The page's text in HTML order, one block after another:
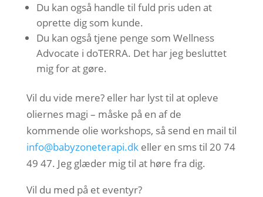
Du kan også handle til fuld pris uden at
oprette dig som kunde.
Du kan også tjene penge som Wellness
Advocate i doTERRA. Det har jeg besluttet
mig for at gøre.
Vil du vide mere? eller har lyst til at opleve
oliernes magi – måske på en af de
kommende olie workshops, så send en mail til
info@babyzoneterapi.dkeller en sms til 20 74
49 47. Jeg glæder mig til at høre fra dig.
Vil du med på et eventyr?